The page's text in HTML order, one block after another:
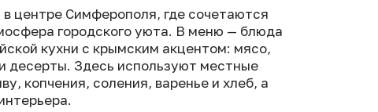
центре Симферополя, где сочетаются
городского уюта. В меню — блюда
кухни с крымским акцентом: мясо,
десерты. Здесь используют местные
копчения, соления, варенье и хлеб, а